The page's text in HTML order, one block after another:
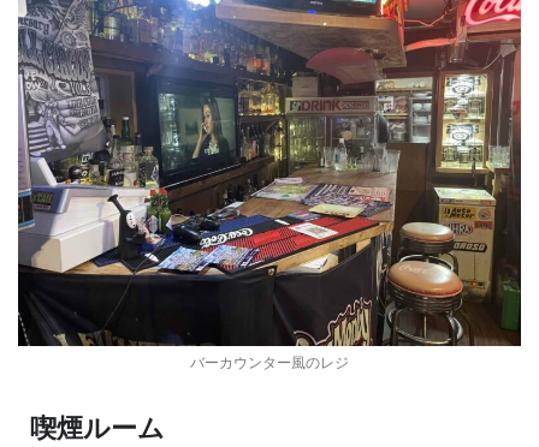
バーカウンター風のレジ
喫煙ルーム